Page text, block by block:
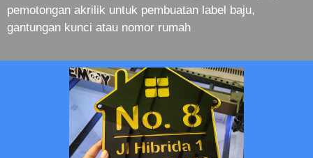
pemotongan akrilik untuk pembuatan label baju,
gantungan kunci atau nomor rumah